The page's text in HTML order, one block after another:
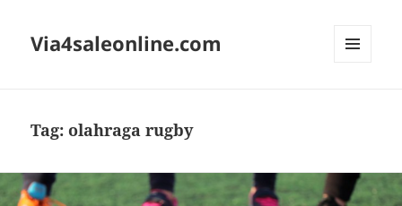
Via4saleonline.com
Tag:olahraga rugby